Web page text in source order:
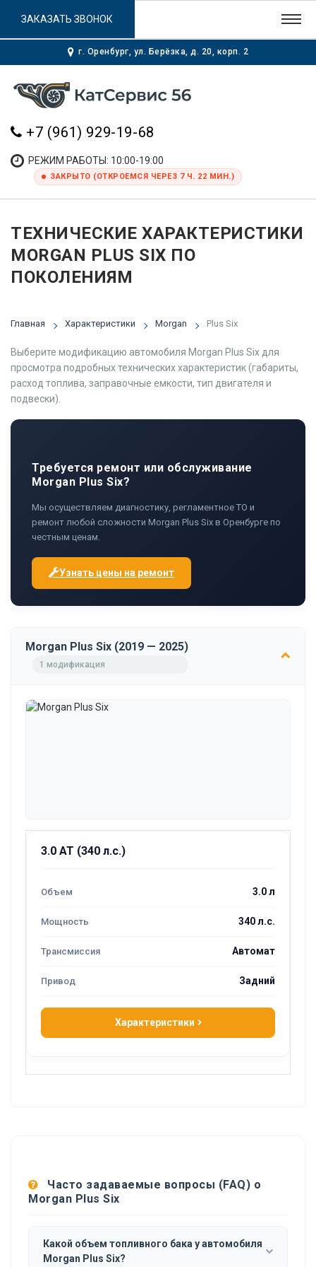
г. Оренбург, ул. Берёзка, д. 20, корп. 2
+7 (961) 929-19-68
РЕЖИМ РАБОТЫ: 10:00-19:00
ЗАКРЫТО (ОТКРОЕМСЯ ЧЕРЕЗ 7 Ч. 22 МИН.)
ЗАКАЗАТЬ ЗВОНОК
ТЕХНИЧЕСКИЕ ХАРАКТЕРИСТИКИ
MORGAN PLUS SIX ПО
ПОКОЛЕНИЯМ
Главная Характеристики Morgan Plus Six
Выберите модификацию автомобиля Morgan Plus Six для
просмотра подробных технических характеристик (габариты,
расход топлива, заправочные емкости, тип двигателя и
подвески).
Требуется ремонт или обслуживание
Morgan Plus Six?
Мы осуществляем диагностику, регламентное ТО и
ремонт любой сложности Morgan Plus Six в Оренбурге по
честным ценам.
Узнать цены на ремонт
Morgan Plus Six (2019 — 2025)
1 модификация
3.0 AT (340 л.с.)
3.0 л
340 л.с.
Автомат
Задний
Характеристики
Часто задаваемые вопросы (FAQ) о
Morgan Plus Six
Какой объем топливного бака у автомобиля
Morgan Plus Six?